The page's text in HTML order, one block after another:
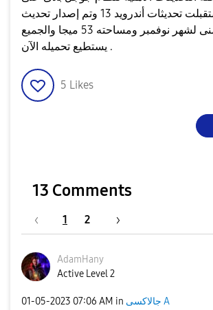
الهواتف التى استقبلت تحديثات أندرويد 13 وتم إصدار تحديث
جوجل الأمنى لشهر نوفمبر ومساحته 53 ميجا والجميع
يستطيع تحميله الآن .
5 Likes
13 Comments
1 2
AdamHany
Active Level 2
‎01-05-2023 07:06 AM in جالاكسى A